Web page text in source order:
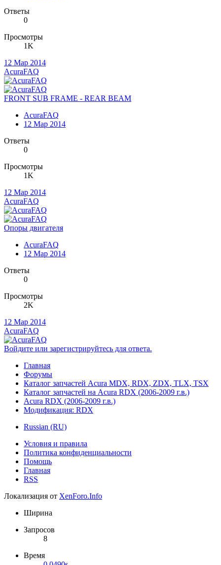
Ответы
0
Просмотры
1K
12 Мар 2014
AcuraFAQ
FRONT SUB FRAME - REAR BEAM
AcuraFAQ
12 Мар 2014
Ответы
0
Просмотры
1K
12 Мар 2014
AcuraFAQ
Опоры двигателя
AcuraFAQ
12 Мар 2014
Ответы
0
Просмотры
2K
12 Мар 2014
AcuraFAQ
Войдите или зарегистрируйтесь для ответа.
Главная
Форумы
Каталог запчастей Acura MDX, RDX, ZDX, TLX, TSX
Каталог запчастей на Acura RDX (2006-2009 г.в.)
Acura RDX (2006-2009 г.в.)
Модификация: RDX
Russian (RU)
Условия и правила
Политика конфиденциальности
Помощь
Главная
RSS
Локализация от XenForo.Info
Ширина
Запросов
8
Время